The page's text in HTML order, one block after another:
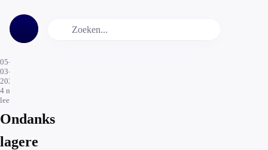
05-
03-
2020
4 min.
leestijd
Ondanks
lagere